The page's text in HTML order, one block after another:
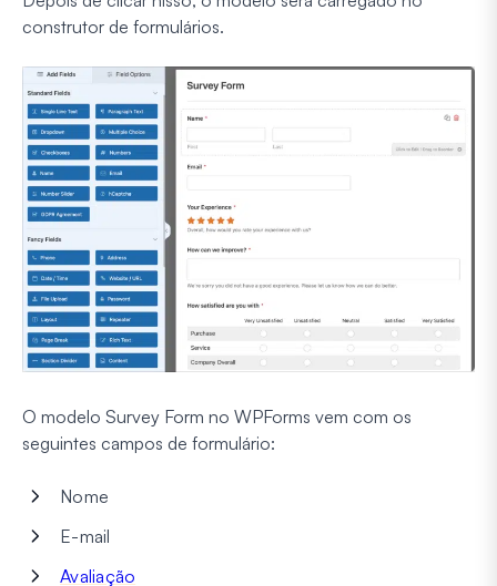
construtor de formulários.
O modelo Survey Form no WPForms vem com os
seguintes campos de formulário:
Nome
E-mail
Avaliação